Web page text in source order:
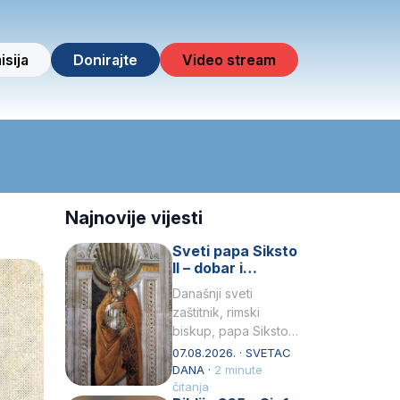
Donirajte Video stream
Najnovije vijesti
Sveti papa Siksto
II – dobar i
miroljubiv pastir
Današnji sveti
zaštitnik, rimski
biskup, papa Siksto
(Sixtus) II, prema
knjizi Liber
Pontificalis bio je
07.08.2026. · SVETAC
DANA · 2 minute
čitanja